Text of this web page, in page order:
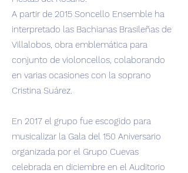
A partir de 2015 Soncello Ensemble ha
interpretado las Bachianas Brasileñas de
Villalobos, obra emblemática para
conjunto de violoncellos, colaborando
en varias ocasiones con la soprano
Cristina Suárez.
En 2017 el grupo fue escogido para
musicalizar la Gala del 150 Aniversario
organizada por el Grupo Cuevas
celebrada en diciembre en el Auditorio